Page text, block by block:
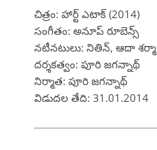
చిత్రం: హార్ట్ ఎటాక్ (2014)
సంగీతం: అనూప్ రూబెన్స్
నటీనటులు: నితిన్, ఆదా శర్మా
దర్శకత్వం: పూరి జగన్నాథ్
నిర్మాత: పూరి జగన్నాథ్
విడుదల తేది: 31.01.2014